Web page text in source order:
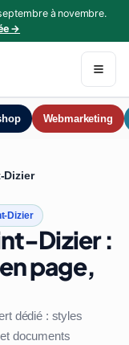
à novembre.
→
Webmarketing
Dizier
Dizier
Dizier :
page,
dédié : styles
documents